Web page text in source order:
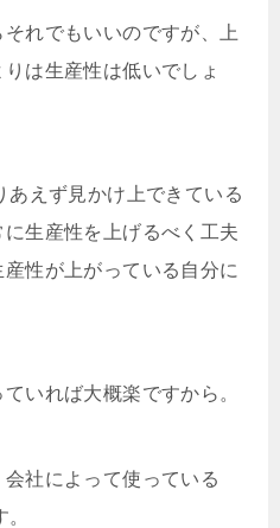
れでもいいのですが、上
は生産性は低いでしょ
えず見かけ上できている
生産性を上げるべく工夫
性が上がっている自分に
いれば大概楽ですから。
社によって使っている